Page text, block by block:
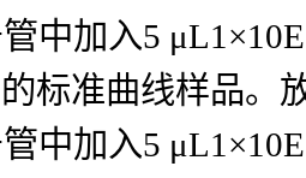
中加入5
标准曲线样品。
中加入5